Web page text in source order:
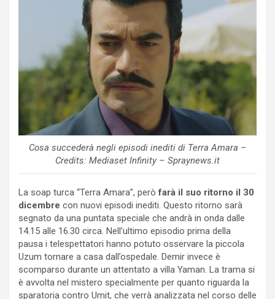
Cosa succederà negli episodi inediti di Terra Amara –
Credits: Mediaset Infinity – Spraynews.it
La soap turca “Terra Amara”, peròfarà il suo ritorno il 30
dicembre con nuovi episodi inediti. Questo ritorno sarà
segnato da una puntata speciale che andrà in onda dalle
14.15 alle 16.30 circa. Nell’ultimo episodio prima della
pausa i telespettatori hanno potuto osservare la piccola
Uzum tornare a casa dall’ospedale. Demir invece è
scomparso durante un attentato a villa Yaman. La trama si
è avvolta nel mistero specialmente per quanto riguarda la
sparatoria contro Umit, che verrà analizzata nel corso delle